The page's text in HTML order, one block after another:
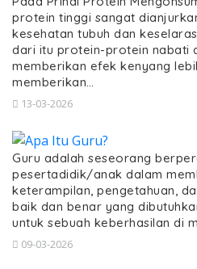
protein tinggi sangat
kesehatan tubuh dan
dari itu protein-protein nabati
memberikan efek kenyang
memberikan…
13-03-2026
Guru adalah seseorang
pesertadidik/anak dalam
keterampilan, pengetahuan,
baik dan benar yang
untuk sebuah keberhasilan di
09-03-2026